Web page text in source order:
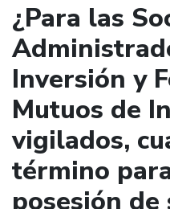
¿Para las
Inversión y
Mutuos de
vigilados,
término
posesión de